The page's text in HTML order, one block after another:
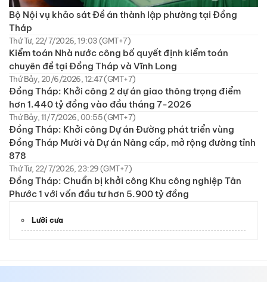
Bộ Nội vụ khảo sát Đề án thành lập phường tại Đồng
Tháp
Thứ Tư, 22/7/2026, 19:03 (GMT+7)
Kiểm toán Nhà nước công bố quyết định kiểm toán
chuyên đề tại Đồng Tháp và Vĩnh Long
Thứ Bảy, 20/6/2026, 12:47 (GMT+7)
Đồng Tháp: Khởi công 2 dự án giao thông trọng điểm
hơn 1.440 tỷ đồng vào đầu tháng 7-2026
Thứ Bảy, 11/7/2026, 00:55 (GMT+7)
Đồng Tháp: Khởi công Dự án Đường phát triển vùng
Đồng Tháp Mười và Dự án Nâng cấp, mở rộng đường tỉnh
878
Thứ Tư, 22/7/2026, 23:29 (GMT+7)
Đồng Tháp: Chuẩn bị khởi công Khu công nghiệp Tân
Phước 1 với vốn đầu tư hơn 5.900 tỷ đồng
Lưỡi cưa